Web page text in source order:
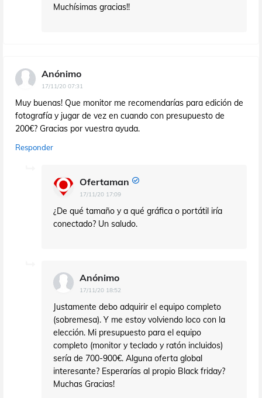
Muchísimas gracias!!
Anónimo
17/11/20 07:31
Muy buenas! Que monitor me recomendarías para edición de
fotografía y jugar de vez en cuando con presupuesto de
200€? Gracias por vuestra ayuda.
Responder
Ofertaman
17/11/20 17:09
¿De qué tamaño y a qué gráfica o portátil iría
conectado? Un saludo.
Anónimo
17/11/20 18:52
Justamente debo adquirir el equipo completo
(sobremesa). Y me estoy volviendo loco con la
elección. Mi presupuesto para el equipo
completo (monitor y teclado y ratón incluidos)
sería de 700-900€. Alguna oferta global
interesante? Esperarías al propio Black friday?
Muchas Gracias!